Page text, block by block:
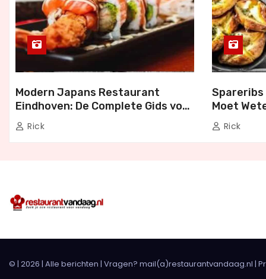
Modern Japans Restaurant
Eindhoven: De Complete Gids voor
Authentiek Japans Dineren
Rick
Spareribs
Moet
Rick
© | 2026 | Alle berichten | Vragen? mail(a)restaurantvandaag.nl |